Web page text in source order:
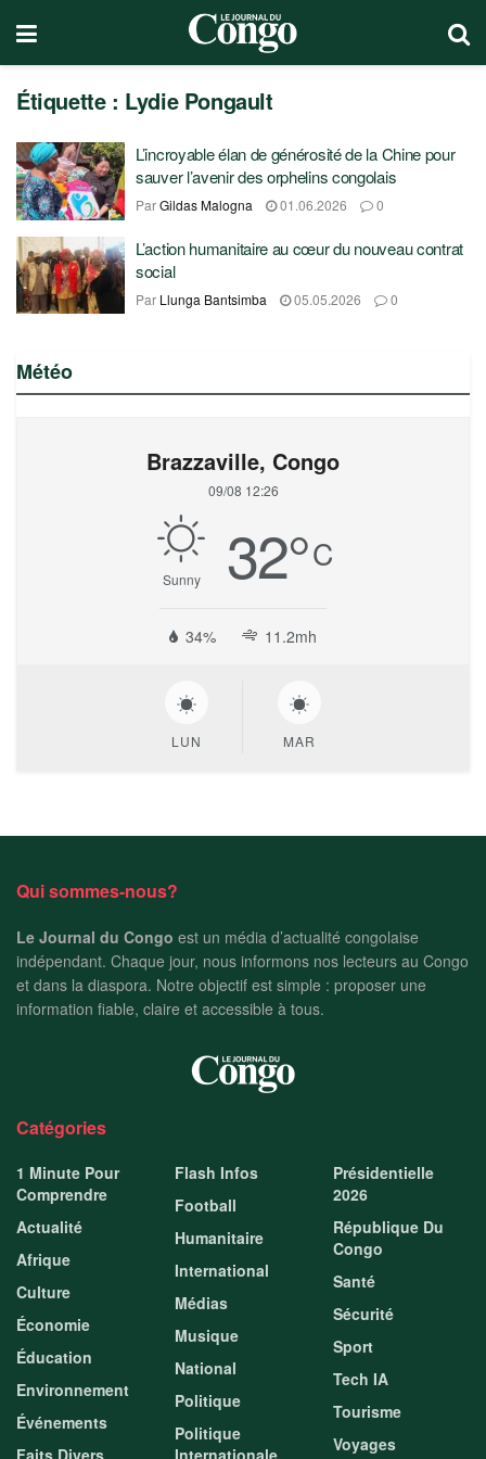
Étiquette : Lydie Pongault
L’incroyable élan de générosité de la Chine pour
sauver l’avenir des orphelins congolais
ParGildas Malogna 01.06.2026 0
L’action humanitaire au cœur du nouveau contrat
social
Par Llunga Bantsimba 05.05.2026 0
Météo
Brazzaville, Congo
09/08 12:26
Sunny 32°C
34% 11.2mh
LUN MAR
Qui sommes-nous?
Le Journal du Congo est un média d’actualité congolaise
indépendant. Chaque jour, nous informons nos lecteurs au Congo
et dans la diaspora. Notre objectif est simple : proposer une
information fiable, claire et accessible à tous.
Catégories
1 Minute Pour
Comprendre
Actualité
Afrique
Culture
Économie
Éducation
Environnement
Événements
Faits Divers
Flash Infos
Football
Humanitaire
International
Médias
Musique
National
Politique
Politique
Internationale
Présidentielle
2026
République Du
Congo
Santé
Sécurité
Sport
Tech IA
Tourisme
Voyages